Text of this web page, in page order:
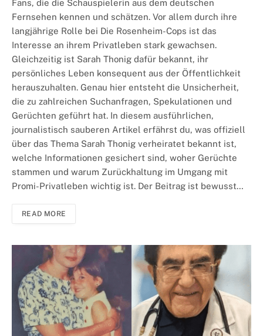
Fans, die die Schauspielerin aus dem deutschen
Fernsehen kennen und schätzen. Vor allem durch ihre
langjährige Rolle bei Die Rosenheim-Cops ist das
Interesse an ihrem Privatleben stark gewachsen.
Gleichzeitig ist Sarah Thonig dafür bekannt, ihr
persönliches Leben konsequent aus der Öffentlichkeit
herauszuhalten. Genau hier entsteht die Unsicherheit,
die zu zahlreichen Suchanfragen, Spekulationen und
Gerüchten geführt hat. In diesem ausführlichen,
journalistisch sauberen Artikel erfährst du, was offiziell
über das Thema Sarah Thonig verheiratet bekannt ist,
welche Informationen gesichert sind, woher Gerüchte
stammen und warum Zurückhaltung im Umgang mit
Promi-Privatleben wichtig ist. Der Beitrag ist bewusst…
READ MORE